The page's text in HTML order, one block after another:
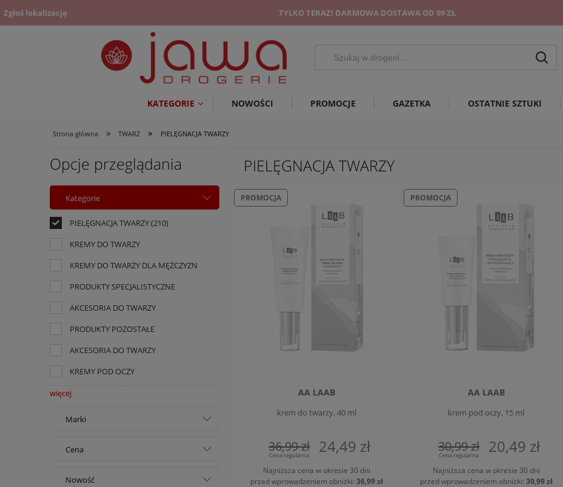
Zgłoś lokalizację TYLKO TERAZ! DARMOWA DOSTAWA OD 99 ZŁ
KATEGORIE NOWOŚCI PROMOCJE GAZETKA OSTATNIE SZTUKI
Strona główna » TWARZ » PIELĘGNACJA TWARZY
Opcje przeglądania
Kategorie
PIELĘGNACJA TWARZY(210)
KREMY DO TWARZY
KREMY DO TWARZY DLA MĘŻCZYZN
PRODUKTY SPECJALISTYCZNE
AKCESORIA DO TWARZY
PRODUKTY POZOSTAŁE
AKCESORIA DO TWARZY
KREMY POD OCZY
więcej
Marki
Cena
Nowość
PIELĘGNACJA TWARZY
AA LAAB
krem do twarzy, 40 ml
36,99 zł
Cena regularna 24,49 zł
Najniższa cena w okresie 30 dni
przed wprowadzeniem obniżki: 36,99 zł
POWIADOM O DOSTĘPNOŚCI
PROMOCJA
AA LAAB
krem pod oczy, 15 ml
30,99 zł
Cena regularna 20,49 zł
Najniższa cena w okresie 30 dni
przed wprowadzeniem obniżki: 30,99 zł
POWIADOM O DOSTĘPNOŚCI
PROMOCJA